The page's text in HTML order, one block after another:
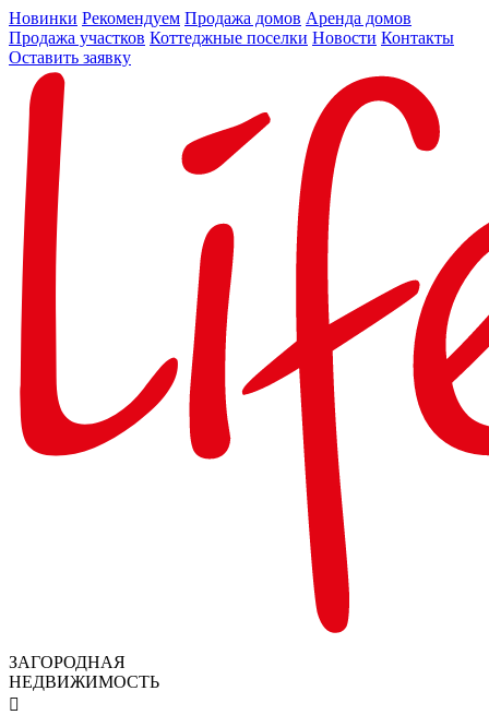
Новинки Рекомендуем Продажа домов Аренда домов
Продажа участков Коттеджные поселки Новости Контакты
Оставить заявку
ЗАГОРОДНАЯ
НЕДВИЖИМОСТЬ
